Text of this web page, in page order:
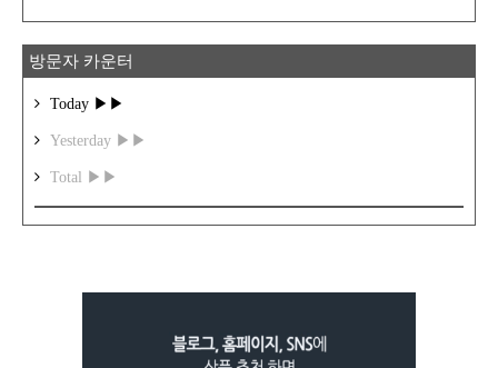
방문자 카운터
Today ▶▶
Yesterday ▶▶
Total ▶▶